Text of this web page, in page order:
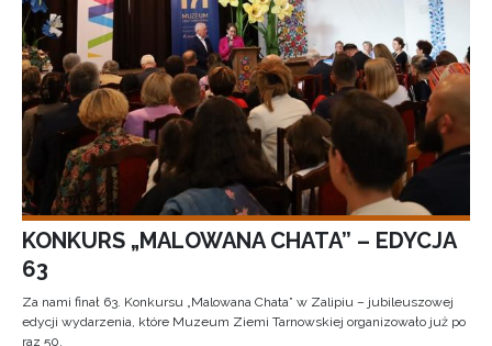
KONKURS „MALOWANA CHATA” – EDYCJA
63
Za nami finał 63. Konkursu „Malowana Chata” w Zalipiu – jubileuszowej
edycji wydarzenia, które Muzeum Ziemi Tarnowskiej organizowało już po
raz 50.